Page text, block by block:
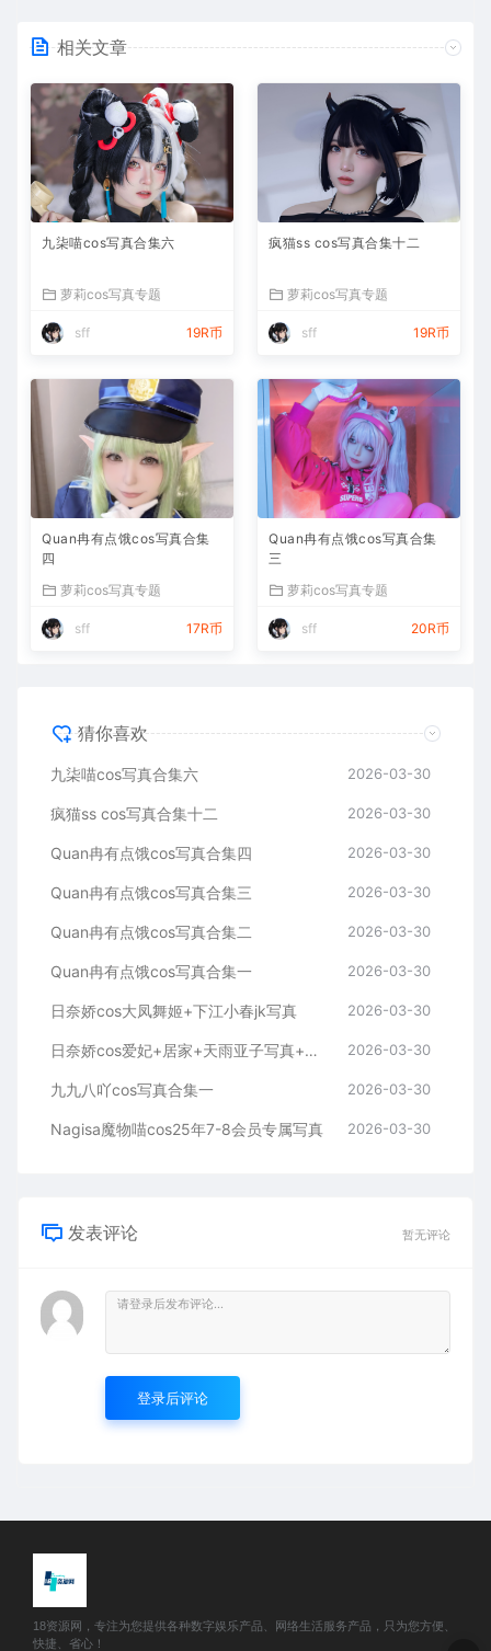
相关文章
九柒喵cos写真合集六
萝莉cos写真专题
sff 19R币
疯猫ss cos写真合集十二
萝莉cos写真专题
sff 19R币
Quan冉有点饿cos写真合集
四
萝莉cos写真专题
sff 17R币
Quan冉有点饿cos写真合集
三
萝莉cos写真专题
sff 20R币
猜你喜欢
九柒喵cos写真合集六 2026-03-30
疯猫ss cos写真合集十二 2026-03-30
Quan冉有点饿cos写真合集四 2026-03-30
Quan冉有点饿cos写真合集三 2026-03-30
Quan冉有点饿cos写真合集二 2026-03-30
Quan冉有点饿cos写真合集一 2026-03-30
日奈娇cos大凤舞姬+下江小春jk写真 2026-03-30
日奈娇cos爱妃+居家+天雨亚子写真+视频 2026-03-30
九九八吖cos写真合集一 2026-03-30
Nagisa魔物喵cos25年7-8会员专属写真 2026-03-30
发表评论 暂无评论
登录后评论
18资源网，专注为您提供各种数字娱乐产品、网络生活服务产品，只为您方便、
快捷、省心！